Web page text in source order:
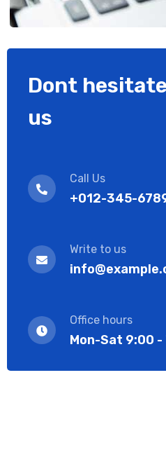
Dont
us
Call Us
+012-345-
Write to us
Office hours
Mon-Sat 9:00 -